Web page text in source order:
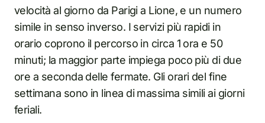
velocità al giorno da Parigi a Lione, e un numero
simile in senso inverso. I servizi più rapidi in
orario coprono il percorso in circa 1 ora e 50
minuti; la maggior parte impiega poco più di due
ore a seconda delle fermate. Gli orari del fine
settimana sono in linea di massima simili ai giorni
feriali.